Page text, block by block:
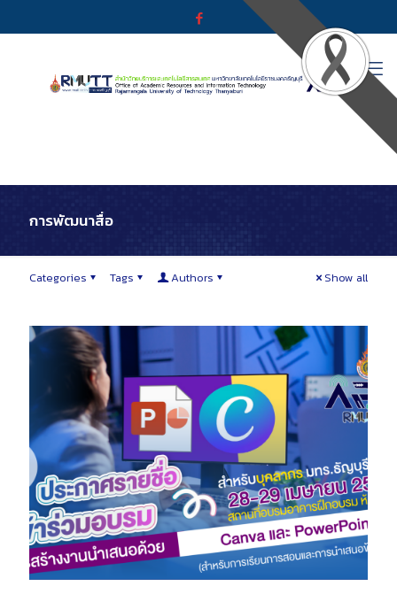
การพัฒนาสื่อ
Categories Tags Authors Show all